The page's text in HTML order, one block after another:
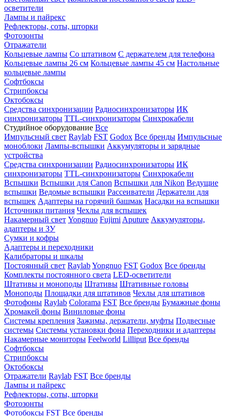
осветители
Лампы и пайрекс
Рефлекторы, соты, шторки
Фотозонты
Отражатели
Кольцевые лампы Со штативом С держателем для телефона
Кольцевые лампы 26 см Кольцевые лампы 45 см Настольные
кольцевые лампы
Софтбоксы
Стрипбоксы
Октобоксы
Средства синхронизации Радиосинхронизаторы ИК
синхронизаторы TTL-синхронизаторы Синхрокабели
Студийное оборудование Все
Импульсный свет Raylab FST Godox Все бренды Импульсные
моноблоки Лампы-вспышки Аккумуляторы и зарядные
устройства
Средства синхронизации Радиосинхронизаторы ИК
синхронизаторы TTL-синхронизаторы Синхрокабели
Вспышки Вспышки для Canon Вспышки для Nikon Ведущие
вспышки Ведомые вспышки Рассеиватели Держатели для
вспышек Адаптеры на горячий башмак Насадки на вспышки
Источники питания Чехлы для вспышек
Накамерный свет Yongnuo Fujimi Aputure Аккумуляторы,
адаптеры и ЗУ
Сумки и кофры
Адаптеры и переходники
Калибраторы и шкалы
Постоянный свет RaylabYongnuo FST Godox Все бренды
Комплекты постоянного света LED-осветители
Штативы и моноподы Штативы Штативные головы
Моноподы Площадки для штативов Чехлы для штативов
Фотофоны Raylab Colorama FST Все бренды Бумажные фоны
Хромакей фоны Виниловые фоны
Системы крепления Зажимы, держатели, муфты Подвесные
системы Системы установки фона Переходники и адаптеры
Накамерные мониторы Feelworld Lilliput Все бренды
Софтбоксы
Стрипбоксы
Октобоксы
Отражатели Raylab FST Все бренды
Лампы и пайрекс
Рефлекторы, соты, шторки
Фотозонты
Фотобоксы FST Все бренды